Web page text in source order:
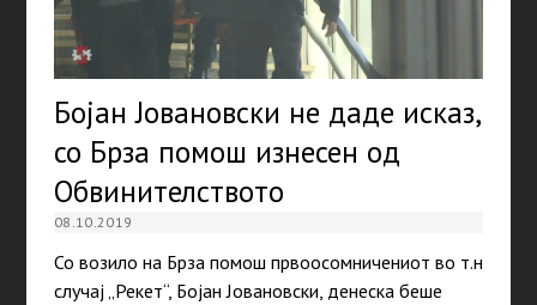
Бојан Јовановски не даде исказ,
со Брза помош изнесен од
Обвинителството
08.10.2019
Со возило на Брза помош првоосомничениот во т.н
случај „Рекет“, Бојан Јовановски, денеска беше